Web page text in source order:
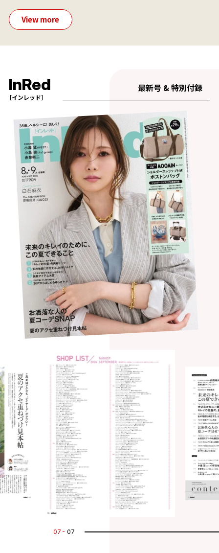
View more
InRed
［インレッド］
最新号 & 特別付録
07 07